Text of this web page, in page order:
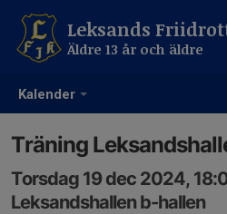
Kalender
Leksands
Äldre 13 år och äldre
Träning
Torsdag 19 dec 2024,
Leksandshallen b-hallen